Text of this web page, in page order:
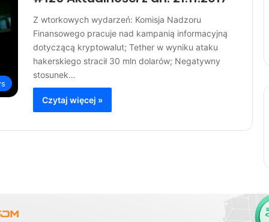
Z wtorkowych wydarzeń: Komisja Nadzoru
Finansowego pracuje nad kampanią informacyjną
dotyczącą kryptowalut; Tether w wyniku ataku
hakerskiego stracił 30 mln dolarów; Negatywny
stosunek…
Czytaj więcej »